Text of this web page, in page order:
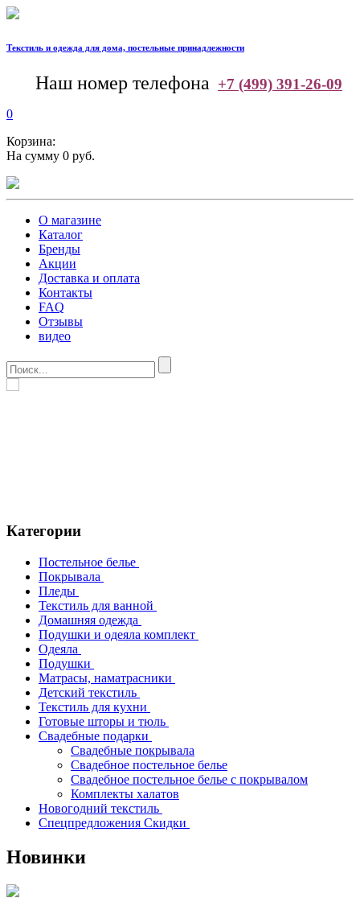
Текстиль и одежда для дома, постельные принадлежности
Наш номер телефона +7 (499) 391-26-09
0
Корзина:
На сумму 0 руб.
О магазине
Каталог
Бренды
Акции
Доставка и оплата
Контакты
FAQ
Отзывы
видео
Категории
Постельное белье
Покрывала
Пледы
Текстиль для ванной
Домашняя одежда
Подушки и одеяла комплект
Одеяла
Подушки
Матрасы, наматрасники
Детский текстиль
Текстиль для кухни
Готовые шторы и тюль
Свадебные подарки
Свадебные покрывала
Свадебное постельное белье
Свадебное постельное белье с покрывалом
Комплекты халатов
Новогодний текстиль
Спецпредложения Скидки
Новинки